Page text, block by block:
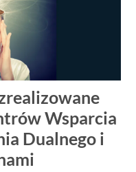
Wsparcia
Dualnego i